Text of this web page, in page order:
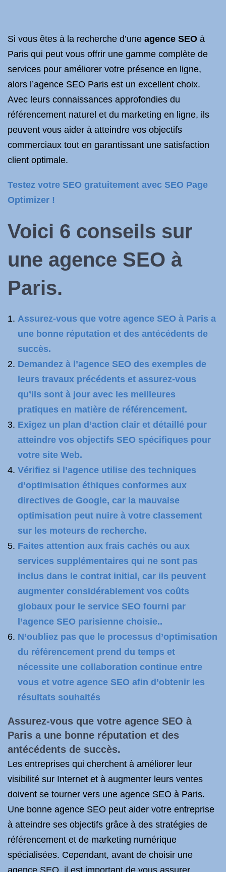
Si vous êtes à la recherche d’une agence SEO à
Paris qui peut vous offrir une gamme complète de
services pour améliorer votre présence en ligne,
alors l’agence SEO Paris est un excellent choix.
Avec leurs connaissances approfondies du
référencement naturel et du marketing en ligne, ils
peuvent vous aider à atteindre vos objectifs
commerciaux tout en garantissant une satisfaction
client optimale.
Testez votre SEO gratuitement avec SEO Page
Optimizer !
Voici 6 conseils sur
une agence SEO à
Paris.
Assurez-vous que votre agence SEO à Paris a
une bonne réputation et des antécédents de
succès.
Demandez à l’agence SEO des exemples de
leurs travaux précédents et assurez-vous
qu’ils sont à jour avec les meilleures
pratiques en matière de référencement.
Exigez un plan d’action clair et détaillé pour
atteindre vos objectifs SEO spécifiques pour
votre site Web.
Vérifiez si l’agence utilise des techniques
d’optimisation éthiques conformes aux
directives de Google, car la mauvaise
optimisation peut nuire à votre classement
sur les moteurs de recherche.
Faites attention aux frais cachés ou aux
services supplémentaires qui ne sont pas
inclus dans le contrat initial, car ils peuvent
augmenter considérablement vos coûts
globaux pour le service SEO fourni par
l’agence SEO parisienne choisie..
N’oubliez pas que le processus d’optimisation
du référencement prend du temps et
nécessite une collaboration continue entre
vous et votre agence SEO afin d’obtenir les
résultats souhaités
Assurez-vous que votre agence SEO à
Paris a une bonne réputation et des
antécédents de succès.
Les entreprises qui cherchent à améliorer leur
visibilité sur Internet et à augmenter leurs ventes
doivent se tourner vers une agence SEO à Paris.
Une bonne agence SEO peut aider votre entreprise
à atteindre ses objectifs grâce à des stratégies de
référencement et de marketing numérique
spécialisées. Cependant, avant de choisir une
agence SEO, il est important de vous assurer